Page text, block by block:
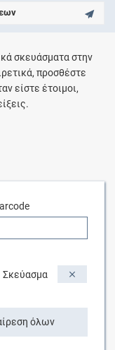
σκευάσματα στην
προσθέστε
είστε έτοιμοι,
Σκεύασμα
όλων